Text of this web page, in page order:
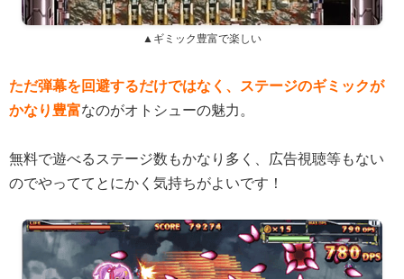
▲ギミック豊富で楽しい
ただ弾幕を回避するだけではなく、ステージのギミックが
かなり豊富なのがオトシューの魅力。
無料で遊べるステージ数もかなり多く、広告視聴等もない
のでやっててとにかく気持ちがよいです！